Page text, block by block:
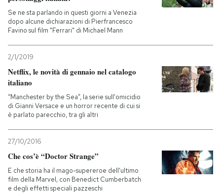
Se ne sta parlando in questi giorni a Venezia
dopo alcune dichiarazioni di Pierfrancesco
Favino sul film "Ferrari" di Michael Mann
2/1/2019
Netflix, le novità di gennaio nel catalogo
italiano
“Manchester by the Sea”, la serie sull'omicidio
di Gianni Versace e un horror recente di cui si
è parlato parecchio, tra gli altri
27/10/2016
Che cos’è “Doctor Strange”
E che storia ha il mago-supereroe dell'ultimo
film della Marvel, con Benedict Cumberbatch
e degli effetti speciali pazzeschi